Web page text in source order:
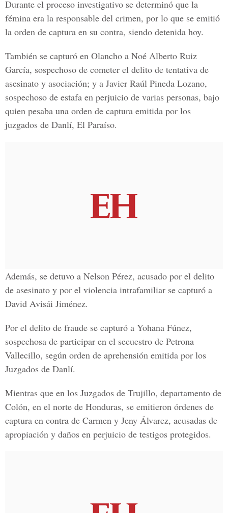
Durante el proceso investigativo se determinó que la
fémina era la responsable del crimen, por lo que se emitió
la orden de captura en su contra, siendo detenida hoy.
También se capturó en Olancho a Noé Alberto Ruiz
García, sospechoso de cometer el delito de tentativa de
asesinato y asociación; y a Javier Raúl Pineda Lozano,
sospechoso de estafa en perjuicio de varias personas, bajo
quien pesaba una orden de captura emitida por los
juzgados de Danlí, El Paraíso.
Además, se detuvo a Nelson Pérez, acusado por el delito
de asesinato y por el violencia intrafamiliar se capturó a
David Avisái Jiménez.
Por el delito de fraude se capturó a Yohana Fúnez,
sospechosa de participar en el secuestro de Petrona
Vallecillo, según orden de aprehensión emitida por los
Juzgados de Danlí.
Mientras que en los Juzgados de Trujillo, departamento de
Colón, en el norte de Honduras, se emitieron órdenes de
captura en contra de Carmen y Jeny Álvarez, acusadas de
apropiación y daños en perjuicio de testigos protegidos.